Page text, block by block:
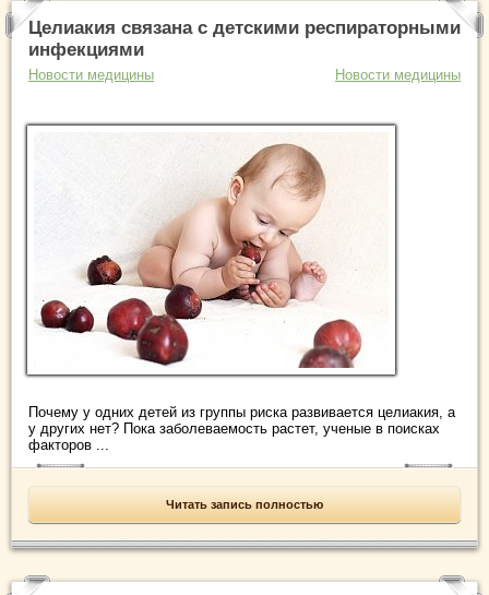
Целиакия связана с детскими респираторными
инфекциями
Новости медицины Новости медицины
Почему у одних детей из группы риска развивается целиакия, а
у других нет? Пока заболеваемость растет, ученые в поисках
факторов ...
Читать запись полностью